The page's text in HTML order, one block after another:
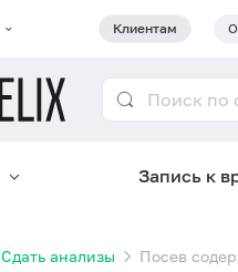
Клиентам
Запись к
Сдать анализы Посев